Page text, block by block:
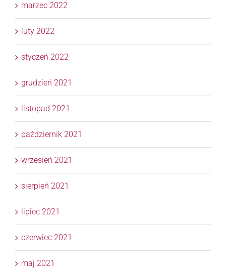
marzec 2022
luty 2022
styczeń 2022
grudzień 2021
listopad 2021
październik 2021
wrzesień 2021
sierpień 2021
lipiec 2021
czerwiec 2021
maj 2021